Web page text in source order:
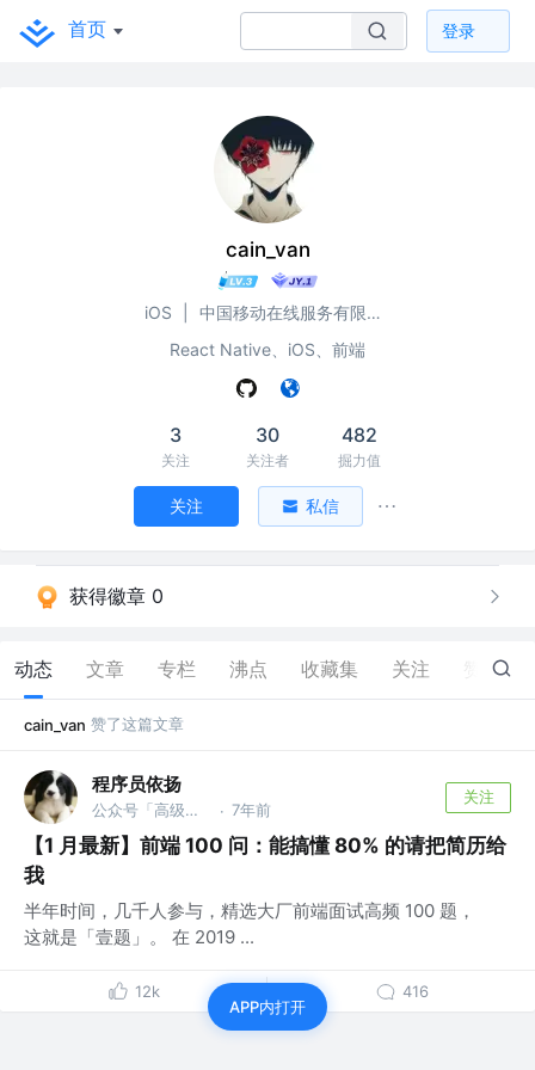
首页 登录
cain_van
iOS
中国移动在线服务有限公司
React Native、iOS、前端
3
关注
30
关注者
482
掘力值
关注 私信
获得徽章 0
动态 文章 专栏 沸点 收藏集 关注 16
cain_van 赞了这篇文章
程序员依扬
公众号「高级前端进阶」 @蚂蚁 · 7年前
关注
【1 月最新】前端 100 问：能搞懂 80% 的请把简历给
我
半年时间，几千人参与，精选大厂前端面试高频 100 题，
这就是「壹题」。 在 2019 ...
12k
416
APP内打开